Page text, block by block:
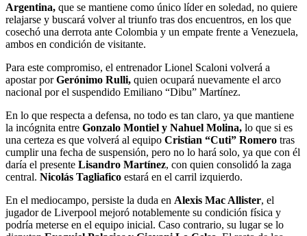
Argentina, que se mantiene como único líder en soledad, no quiere
relajarse y buscará volver al triunfo tras dos encuentros, en los que
cosechó una derrota ante Colombia y un empate frente a Venezuela,
ambos en condición de visitante.
Para este compromiso, el entrenador Lionel Scaloni volverá a
apostar porGerónimo Rulli, quien ocupará nuevamente el arco
nacional por el suspendido Emiliano “Dibu” Martínez.
En lo que respecta a defensa, no todo es tan claro, ya que mantiene
la incógnita entre Gonzalo Montiel y Nahuel Molina, lo que si es
una certeza es que volverá al equipo Cristian “Cuti” Romero tras
cumplir una fecha de suspensión, pero no lo hará solo, ya que con él
daría el presente Lisandro Martínez, con quien consolidó la zaga
central. Nicolás Tagliafico estará en el carril izquierdo.
En el mediocampo, persiste la duda en Alexis Mac Allister, el
jugador de Liverpool mejoró notablemente su condición física y
podría meterse en el equipo inicial. Caso contrario, su lugar se lo